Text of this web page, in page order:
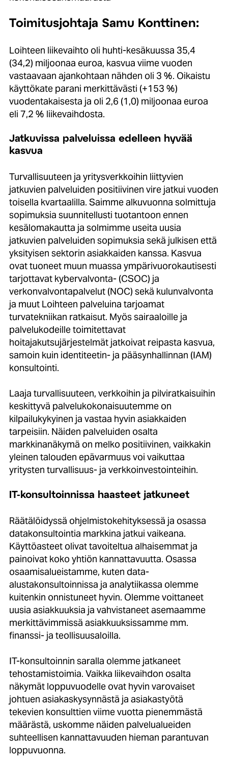
Toimitusjohtaja Samu Konttinen:
Loihteen liikevaihto oli huhti-kesäkuussa 35,4
(34,2) miljoonaa euroa, kasvua viime vuoden
vastaavaan ajankohtaan nähden oli 3 %. Oikaistu
käyttökate parani merkittävästi (+153 %)
vuodentakaisesta ja oli 2,6 (1,0) miljoonaa euroa
eli 7,2 % liikevaihdosta.
Jatkuvissa palveluissa edelleen hyvää
kasvua
Turvallisuuteen ja yritysverkkoihin liittyvien
jatkuvien palveluiden positiivinen vire jatkui vuoden
toisella kvartaalilla. Saimme alkuvuonna solmittuja
sopimuksia suunnitellusti tuotantoon ennen
kesälomakautta ja solmimme useita uusia
jatkuvien palveluiden sopimuksia sekä julkisen että
yksityisen sektorin asiakkaiden kanssa. Kasvua
ovat tuoneet muun muassa ympärivuorokautisesti
tarjottavat kybervalvonta- (CSOC) ja
verkonvalvontapalvelut (NOC) sekä kulunvalvonta
ja muut Loihteen palveluina tarjoamat
turvatekniikan ratkaisut. Myös sairaaloille ja
palvelukodeille toimitettavat
hoitajakutsujärjestelmät jatkoivat reipasta kasvua,
samoin kuin identiteetin- ja pääsynhallinnan (IAM)
konsultointi.
Laaja turvallisuuteen, verkkoihin ja pilviratkaisuihin
keskittyvä palvelukokonaisuutemme on
kilpailukykyinen ja vastaa hyvin asiakkaiden
tarpeisiin. Näiden palveluiden osalta
markkinanäkymä on melko positiivinen, vaikkakin
yleinen talouden epävarmuus voi vaikuttaa
yritysten turvallisuus- ja verkkoinvestointeihin.
IT-konsultoinnissa haasteet jatkuneet
Räätälöidyssä ohjelmistokehityksessä ja osassa
datakonsultointia markkina jatkui vaikeana.
Käyttöasteet olivat tavoiteltua alhaisemmat ja
painoivat koko yhtiön kannattavuutta. Osassa
osaamisalueistamme, kuten data-
alustakonsultoinnissa ja analytiikassa olemme
kuitenkin onnistuneet hyvin. Olemme voittaneet
uusia asiakkuuksia ja vahvistaneet asemaamme
merkittävimmissä asiakkuuksissamme mm.
finanssi- ja teollisuusaloilla.
IT-konsultoinnin saralla olemme jatkaneet
tehostamistoimia. Vaikka liikevaihdon osalta
näkymät loppuvuodelle ovat hyvin varovaiset
johtuen asiakaskysynnästä ja asiakastyötä
tekevien konsulttien viime vuotta pienemmästä
määrästä, uskomme näiden palvelualueiden
suhteellisen kannattavuuden hieman parantuvan
loppuvuonna.